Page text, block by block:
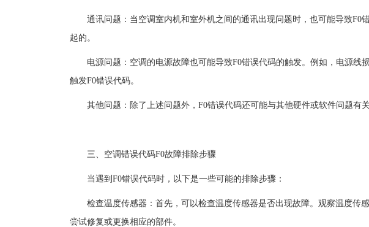
通讯问题：当空调室内机和室外机之间的通讯出现问题时，也可能导致F0
起的。
电源问题：空调的电源故障也可能导致F0错误代码的触发。例如，电源线
触发F0错误代码。
其他问题：除了上述问题外，F0错误代码还可能与其他硬件或软件问题有关
三、空调错误代码F0故障排除步骤
当遇到F0错误代码时，以下是一些可能的排除步骤：
检查温度传感器：首先，可以检查温度传感器是否出现故障。观察温度传
尝试修复或更换相应的部件。